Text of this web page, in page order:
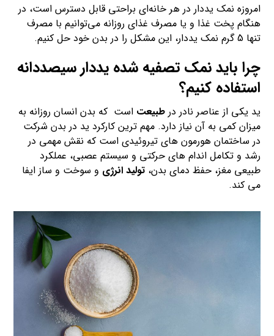
امروزه نمک یددار در هر خانه‌ای براحتی قابل دسترس است، در
هنگام پخت غذا و یا مصرف غذای روزانه می‌توانیم با مصرف
تنها 5 گرم نمک یددار، این مشکل را در بدن خود حل کنیم.
چرا باید نمک تصفیه شده یددار سیصددانه
استفاده کنیم؟
ید یکی از عناصر نادر درطبیعت است که بدن انسان روزانه به
میزان کمی به آن نیاز دارد. مهم ترین کارکرد ید در بدن شرکت
در ساختمان هورمون های تیروئیدی است که نقش مهمی در
رشد و تکامل اندام های حرکتی و سیستم عصبی، عملکرد
طبیعی مغز، حفظ دمای بدن،تولید انرژی و سوخت و ساز ایفا
می کند.